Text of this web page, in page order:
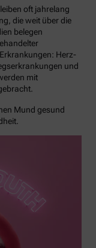
oft jahrelang
die weit über die
belegen
Herz-
und
mit
Mund gesund